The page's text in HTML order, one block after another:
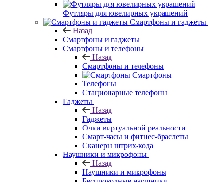
Футляры для ювелирных украшений
Смартфоны и гаджеты
Назад
Смартфоны и гаджеты
Смартфоны и телефоны
Назад
Смартфоны и телефоны
Смартфоны
Телефоны
Стационарные телефоны
Гаджеты
Назад
Гаджеты
Очки виртуальной реальности
Смарт-часы и фитнес-браслеты
Сканеры штрих-кода
Наушники и микрофоны
Назад
Наушники и микрофоны